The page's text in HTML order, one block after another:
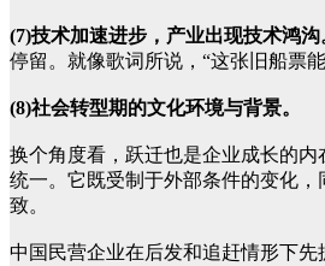
(7)技术加速进步，产业出现技术鸿沟
停留。就像歌词所说，“这张旧船票
(8)社会转型期的文化环境与背景。
换个角度看，跃迁也是企业成长的
统一。它既受制于外部条件的变化
致。
中国民营企业在后发和追赶情形下